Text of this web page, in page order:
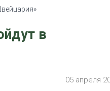
в
05 апреля